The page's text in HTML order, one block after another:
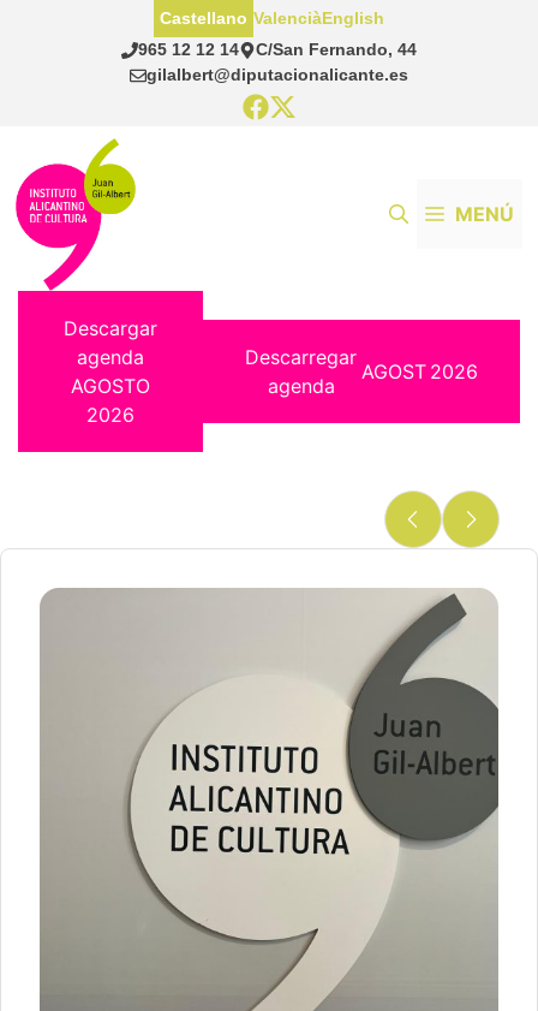
965 12 12 14
C/San Fernando, 44
gilalbert@diputacionalicante.es
Castellano ValenciàEnglish
MENÚ
Descargar
agenda
AGOSTO
2026
Descarregar
agenda
AGOST 2026